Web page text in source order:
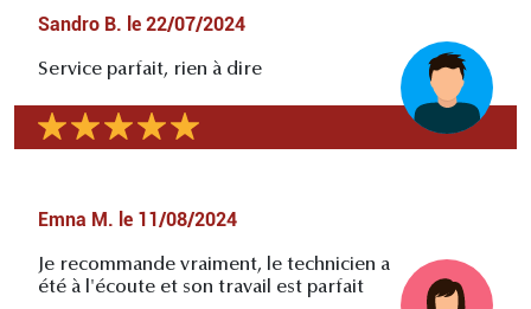
Sandro B. le 22/07/2024
Service parfait, rien à dire
Emna M. le 11/08/2024
Je recommande vraiment, le technicien a
été à l'écoute et son travail est parfait